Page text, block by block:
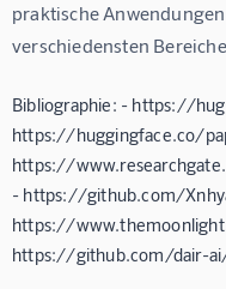
praktische
verschiedensten
Bibliographie: - https://
https://huggingface.co/
https://
- https://github.com/
https://
https://github.com/dair-